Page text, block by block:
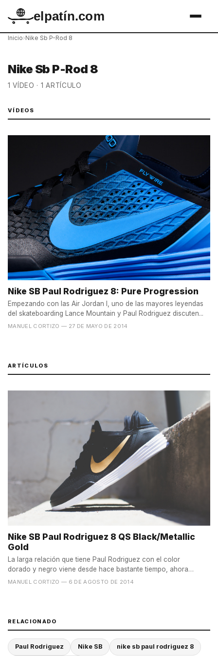
elpatín.com
Inicio›Nike Sb P-Rod 8
Nike Sb P-Rod 8
1 VÍDEO · 1 ARTÍCULO
VÍDEOS
Nike SB Paul Rodriguez 8: Pure Progression
Empezando con las Air Jordan I, uno de las mayores leyendas
del skateboarding Lance Mountain y Paul Rodriguez discuten...
MANUEL CORTIZO — 27 DE MAYO DE 2014
ARTÍCULOS
Nike SB Paul Rodriguez 8 QS Black/Metallic
Gold
La larga relación que tiene Paul Rodriguez con el color
dorado y negro viene desde hace bastante tiempo, ahora
también...
MANUEL CORTIZO — 6 DE AGOSTO DE 2014
RELACIONADO
Paul Rodriguez Nike SB nike sb paul rodriguez 8